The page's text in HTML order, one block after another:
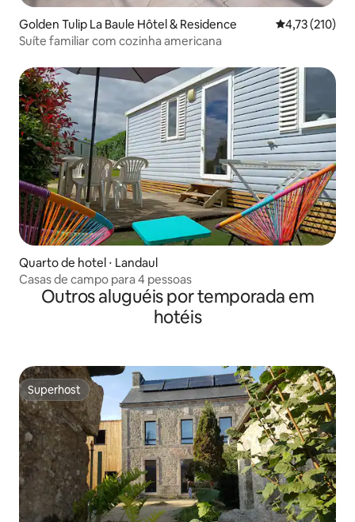
Golden Tulip La Baule Hôtel & Residence 4,73 de uma
4,73 (210)
Suíte familiar com cozinha americana
Quarto de hotel ⋅ Landaul
Casas de campo para 4 pessoas
Outros aluguéis por temporada em
hotéis
Superhost
Superhost